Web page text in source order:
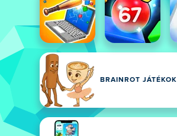
BRAINROT JÁTÉKOK